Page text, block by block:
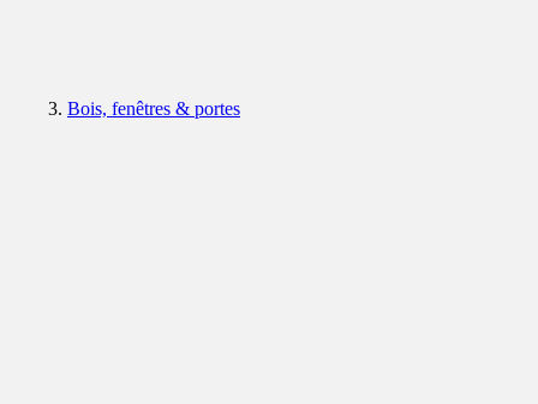
Bois, fenêtres & portes